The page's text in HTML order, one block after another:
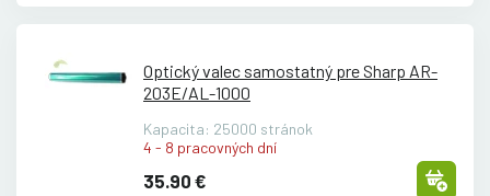
Optický valec samostatný pre Sharp AR-
203E/AL-1000
Kapacita: 25000 stránok
4 - 8 pracovných dní
35.90 €